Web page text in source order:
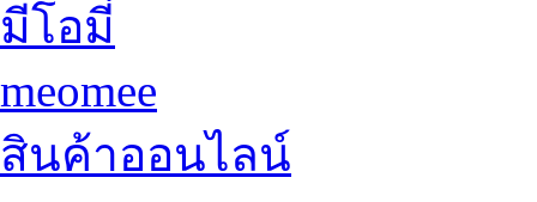
มีโอมี่
meomee
สินค้าออนไลน์